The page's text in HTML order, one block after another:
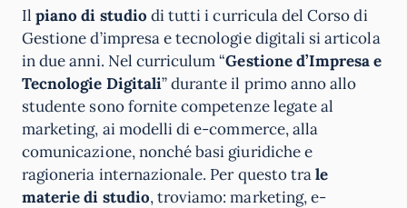
Ilpiano di studio di tutti i curricula del Corso di
Gestione d’impresa e tecnologie digitali si articola
in due anni. Nel curriculum “Gestione d’Impresa e
Tecnologie Digitali” durante il primo anno allo
studente sono fornite competenze legate al
marketing, ai modelli di e-commerce, alla
comunicazione, nonché basi giuridiche e
ragioneria internazionale. Per questo trale
materie di studio, troviamo: marketing, e-